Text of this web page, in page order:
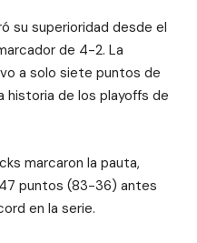
su superioridad desde el
de 4-2. La
a solo siete puntos de
historia de los playoffs de
marcaron la pauta,
puntos (83-36) antes
en la serie.